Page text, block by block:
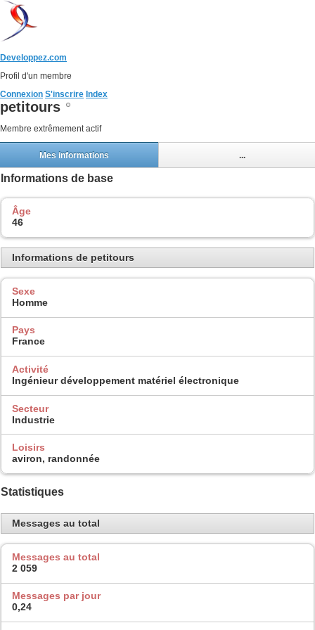
Developpez.com
Profil d'un membre
Connexion S'inscrire Index
petitours
Membre extrêmement actif
Mes informations ...
Informations de base
Âge
46
Informations de petitours
Sexe
Homme
Pays
France
Activité
Ingénieur développement matériel électronique
Secteur
Industrie
Loisirs
aviron, randonnée
Statistiques
Messages au total
Messages au total
2 059
Messages par jour
0,24